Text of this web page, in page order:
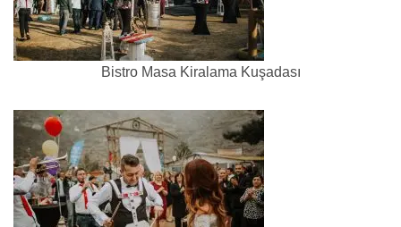
Bistro Masa Kiralama Kuşadası